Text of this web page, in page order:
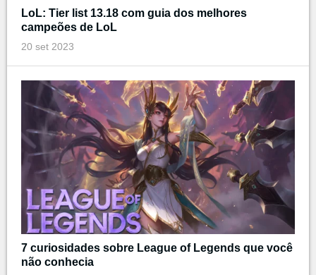
LoL: Tier list 13.18 com guia dos melhores
campeões de LoL
20 set 2023
7 curiosidades sobre League of Legends que você
não conhecia